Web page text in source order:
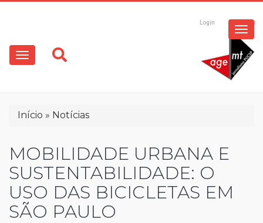
conteúdo
principal
Login Registrar
Main
navigation
Trilha
navegação
Início Notícias
MOBILIDADE URBANA E
SUSTENTABILIDADE: O
USO DAS BICICLETAS EM
SÃO PAULO